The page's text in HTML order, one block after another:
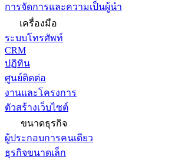
การจัดการและความเป็นผู้นำ
เครื่องมือ
ระบบโทรศัพท์
CRM
ปฏิทิน
ศูนย์ติดต่อ
งานและโครงการ
ตัวสร้างเว็บไซต์
ขนาดธุรกิจ
ผู้ประกอบการคนเดียว
ธุรกิจขนาดเล็ก